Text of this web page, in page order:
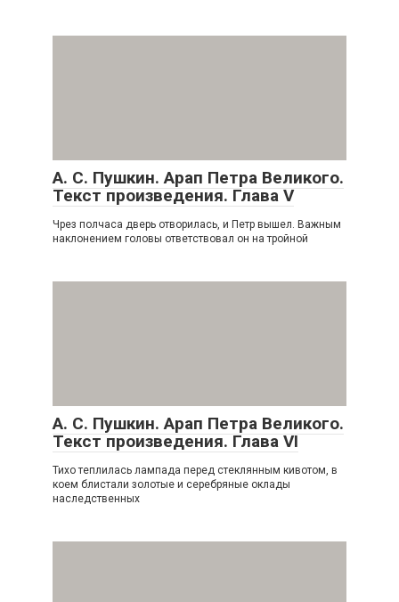
А. С. Пушкин. Арап Петра Великого.
Текст произведения. Глава V
Чрез полчаса дверь отворилась, и Петр вышел. Важным
наклонением головы ответствовал он на тройной
А. С. Пушкин. Арап Петра Великого.
Текст произведения. Глава VI
Тихо теплилась лампада перед стеклянным кивотом, в
коем блистали золотые и серебряные оклады
наследственных